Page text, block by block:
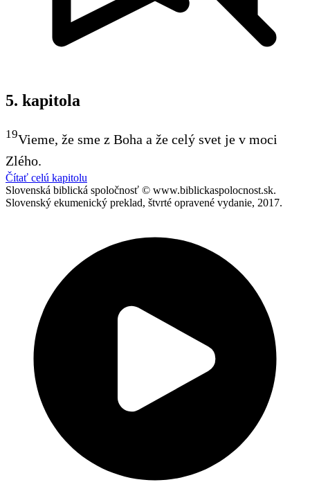
5. kapitola
19Vieme, že sme z Boha a že celý svet je v moci
Zlého.
Čítať celú kapitolu
Slovenská biblická spoločnosť © www.biblickaspolocnost.sk.
Slovenský ekumenický preklad, štvrté opravené vydanie, 2017.